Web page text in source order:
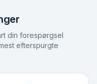
din forespørgsel
efterspurgte